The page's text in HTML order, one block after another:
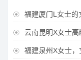
 福建厦门L女士的
 云南昆明X女士
 福建泉州X女士